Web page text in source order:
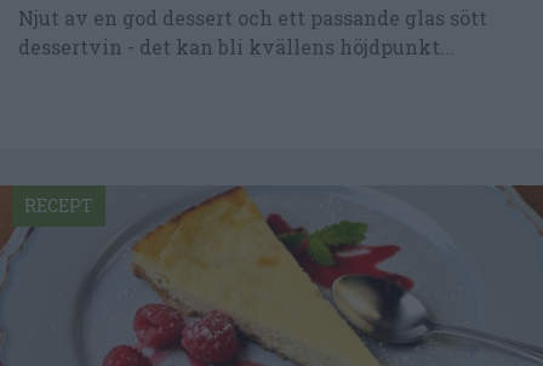
Njut av en god dessert och ett passande glas sött
dessertvin - det kan bli kvällens höjdpunkt...
RECEPT